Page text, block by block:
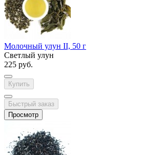
Молочный улун II, 50 г
Светлый улун
225 руб.
Купить
Быстрый заказ
Просмотр